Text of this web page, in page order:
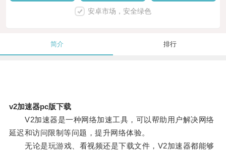
安卓市场，安全绿色
简介 排行
v2加速器pc版下载
V2加速器是一种网络加速工具，可以帮助用户解决网络
延迟和访问限制等问题，提升网络体验。
无论是玩游戏、看视频还是下载文件，V2加速器都能够